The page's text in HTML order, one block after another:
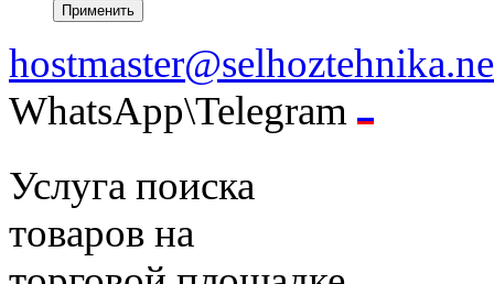
WhatsApp\Telegram
Услуга поиска
товаров на